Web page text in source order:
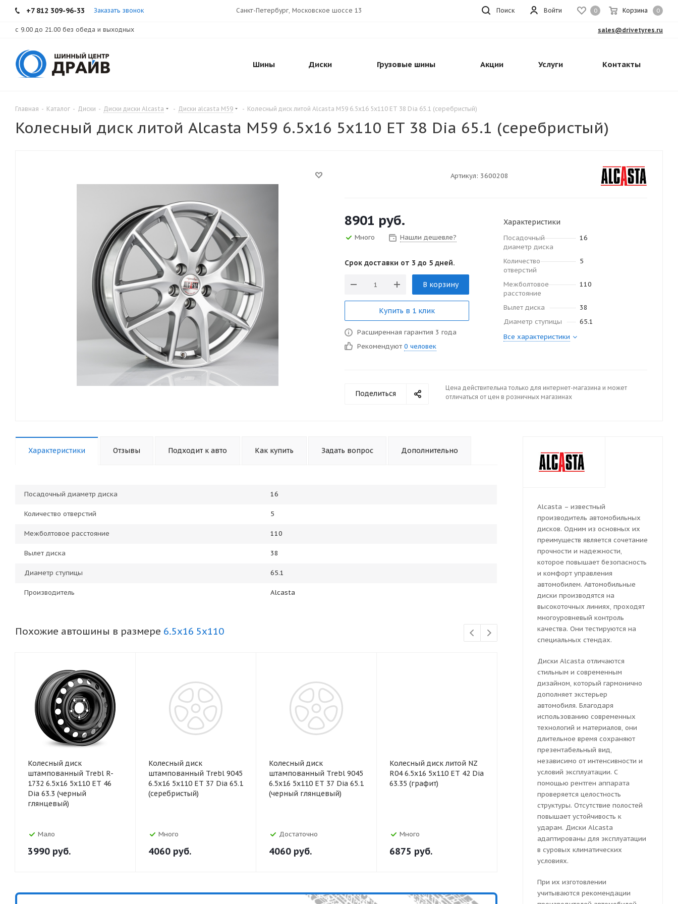
+7 812 309-96-33 Заказать звонок 0 Корзина 0
Войти
Санкт-Петербург, Московское шоссе 13 Поиск
с 9.00 до 21.00 без обеда и выходных sales@drivetyres.ru
Шины Диски Грузовые шины Акции Услуги Контакты
Главная - Каталог - Диски - Диски диски Alcasta - Диски alcasta M59 - Колесный диск литой Alcasta M59 6.5x16 5x110 ET 38 Dia 65.1 (серебристый)
Колесный диск литой Alcasta M59 6.5x16 5x110 ET 38 Dia 65.1 (серебристый)
Артикул: 3600208
8901 руб.
Много Нашли дешевле?
Срок доставки от 3 до 5 дней.
В корзину
Купить в 1 клик
Расширенная гарантия 3 года
Рекомендуют 0 человек
Характеристики
Посадочный
диаметр диска
16
Количество
отверстий
5
Межболтовое
расстояние
110
Вылет диска
38
Диаметр ступицы
65.1
Все характеристики
Поделиться
Цена действительна только для интернет-магазина и может
отличаться от цен в розничных магазинах
Характеристики Отзывы Подходит к авто Как купить Задать вопрос Дополнительно
Посадочный диаметр диска 16
Количество отверстий 5
Межболтовое расстояние 110
Вылет диска 38
Диаметр ступицы 65.1
Производитель Alcasta
Похожие автошины в размере 6.5x16 5x110
Колесный диск
штампованный Trebl R-
1732 6.5x16 5x110 ET 46
Dia 63.3 (черный
глянцевый)
Мало
3990 руб.
Колесный диск
штампованный Trebl 9045
6.5x16 5x110 ET 37 Dia 65.1
(серебристый)
Много
4060 руб.
Колесный диск
штампованный Trebl 9045
6.5x16 5x110 ET 37 Dia 65.1
(черный глянцевый)
Достаточно
4060 руб.
Колесный диск литой NZ
R04 6.5x16 5x110 ET 42 Dia
63.35 (графит)
Много
6875 руб.
Колесный диск литой NZ
R04 6.5x16 5x110 ET 42 Dia
63.35 (серебристый)
Много
руб.
Колесный
Alcasta – известный
производитель автомобильных
дисков. Одним из основных их
преимуществ является сочетание
прочности и надежности,
которое повышает безопасность
и комфорт управления
автомобилем. Автомобильные
диски производятся на
высокоточных линиях, проходят
многоуровневый контроль
качества. Они тестируются на
специальных стендах.
Диски Alcasta отличаются
стильным и современным
дизайном, который гармонично
дополняет экстерьер
автомобиля. Благодаря
использованию современных
технологий и материалов, они
длительное время сохраняют
презентабельный вид,
независимо от интенсивности и
условий эксплуатации. С
помощью рентген аппарата
проверяется целостность
структуры. Отсутствие полостей
повышает устойчивость к
ударам. Диски Alcasta
адаптированы для эксплуатации
в суровых климатических
условиях.
При их изготовлении
учитываются рекомендации